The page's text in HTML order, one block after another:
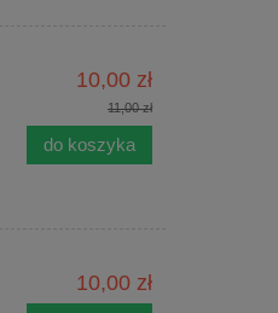
10,00 zł
11,00 zł
do koszyka
10,00 zł